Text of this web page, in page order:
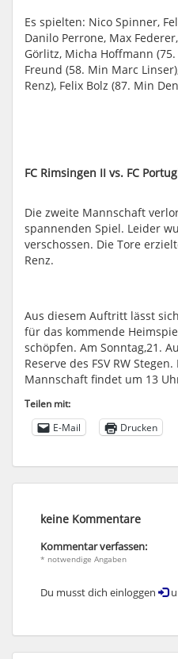
Es spielten: Nico Spinner,
Danilo Perrone, Max
Görlitz, Micha Hoffmann
Freund (58. Min Marc
Renz), Felix Bolz (87. Min
FC Rimsingen II vs. FC
Die zweite Mannschaft
spannenden Spiel. Leider
verschossen. Die Tore
Renz.
Aus diesem Auftritt lässt
für das kommende
schöpfen. Am Sonntag,21.
Reserve des FSV RW
Mannschaft findet um 13
Teilen mit:
E-Mail
Drucken
keine Kommentare
Kommentar verfassen:
* notwendige Angaben
Du musst dich einloggen